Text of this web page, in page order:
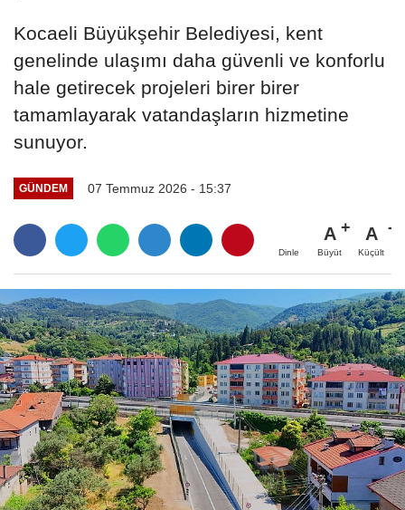
Kocaeli Büyükşehir Belediyesi, kent
genelinde ulaşımı daha güvenli ve konforlu
hale getirecek projeleri birer birer
tamamlayarak vatandaşların hizmetine
sunuyor.
GÜNDEM 07 Temmuz 2026 - 15:37
Dinle
A
Büyüt
A
Küçült